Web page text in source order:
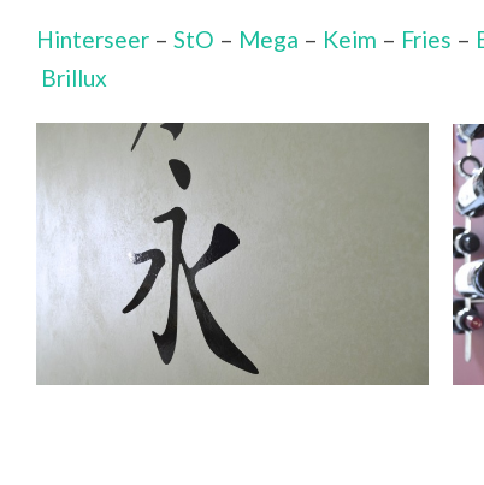
Hinterseer – StO – Mega – Keim – Fries –
Brillux